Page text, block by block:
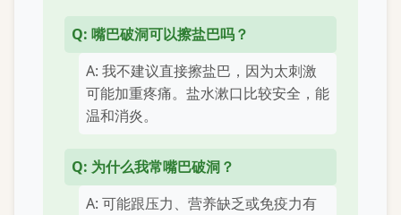
Q: 嘴巴破洞可以擦盐巴吗？
A: 我不建议直接擦盐巴，因为太刺激
可能加重疼痛。盐水漱口比较安全，能
温和消炎。
Q: 为什么我常嘴巴破洞？
A: 可能跟压力、营养缺乏或免疫力有